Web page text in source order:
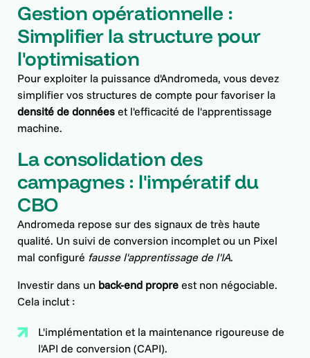
Gestion opérationnelle :
Simplifier la structure pour
l'optimisation
Pour exploiter la puissance d'Andromeda, vous devez
simplifier vos structures de compte pour favoriser la
densité de données et l'efficacité de l'apprentissage
machine.
La consolidation des
campagnes : l'impératif du
CBO
Andromeda repose sur des signaux de très haute
qualité. Un suivi de conversion incomplet ou un Pixel
mal configuré fausse l'apprentissage de l'IA.
Investir dans un back-end propre est non négociable.
Cela inclut :
L'implémentation et la maintenance rigoureuse de
l'API de conversion (CAPI).